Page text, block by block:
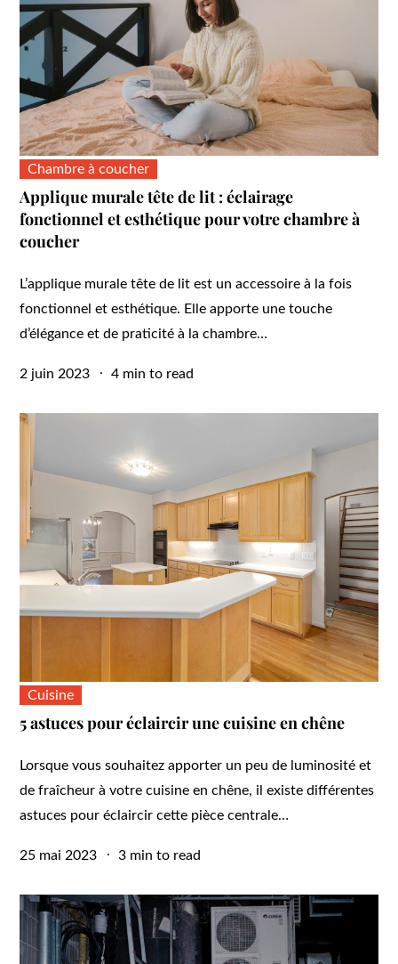
Chambre à coucher
Applique murale tête de lit : éclairage
fonctionnel et esthétique pour votre chambre à
coucher
L’applique murale tête de lit est un accessoire à la fois
fonctionnel et esthétique. Elle apporte une touche
d’élégance et de praticité à la chambre…
Posted
2 juin 2023 4 min to read
Cuisine
5 astuces pour éclaircir une cuisine en chêne
Lorsque vous souhaitez apporter un peu de luminosité et
de fraîcheur à votre cuisine en chêne, il existe différentes
astuces pour éclaircir cette pièce centrale…
Posted
25 mai 2023 3 min to read